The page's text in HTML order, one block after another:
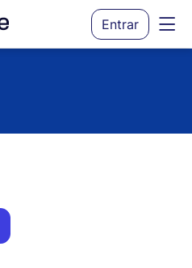
Entrar